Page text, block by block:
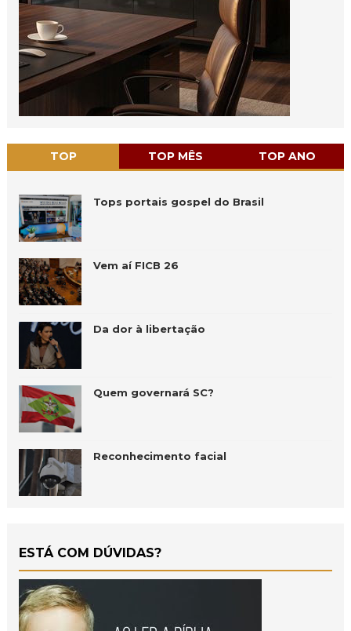
TOP TOP MÊS TOP ANO
Tops portais gospel do Brasil
Vem aí FICB 26
Da dor à libertação
Quem governará SC?
Reconhecimento facial
ESTÁ COM DÚVIDAS?